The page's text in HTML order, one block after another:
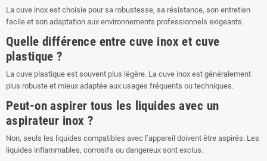
La cuve inox est choisie pour sa robustesse, sa résistance, son entretien
facile et son adaptation aux environnements professionnels exigeants.
Quelle différence entre cuve inox et cuve
plastique ?
La cuve plastique est souvent plus légère. La cuve inox est généralement
plus robuste et mieux adaptée aux usages fréquents ou techniques.
Peut-on aspirer tous les liquides avec un
aspirateur inox ?
Non, seuls les liquides compatibles avec l’appareil doivent être aspirés. Les
liquides inflammables, corrosifs ou dangereux sont exclus.